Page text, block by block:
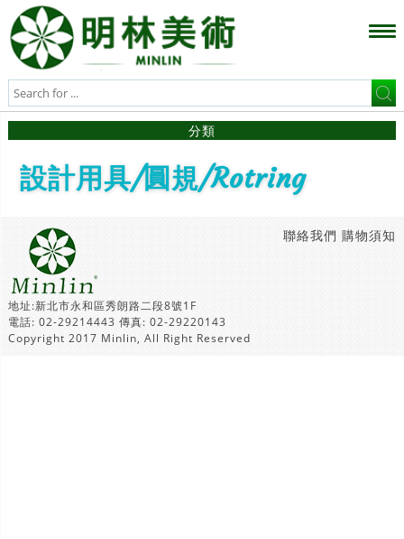
分類
設計用具/圓規/Rotring
購物須知
聯絡我們
地址:新北市永和區秀朗路二段8號1F
電話: 02-29214443 傳真: 02-29220143
Copyright 2017 Minlin, All Right Reserved